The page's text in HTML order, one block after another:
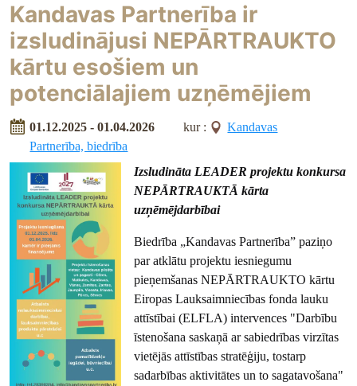
Kandavas Partnerība ir
izsludinājusi NEPĀRTRAUKTO
kārtu esošiem un
potenciālajiem uzņēmējiem
01.12.2025 - 01.04.2026 kur :
Kandavas
Partnerība, biedrība
Izsludināta LEADER projektu konkursa
NEPĀRTRAUKTĀ kārta
uzņēmējdarbībai
Biedrība „Kandavas Partnerība” paziņo
par atklātu projektu iesniegumu
pieņemšanas NEPĀRTRAUKTO kārtu
Eiropas Lauksaimniecības fonda lauku
attīstībai (ELFLA) intervences "Darbību
īstenošana saskaņā ar sabiedrības virzītas
vietējās attīstības stratēģiju, tostarp
sadarbības aktivitātes un to sagatavošana"